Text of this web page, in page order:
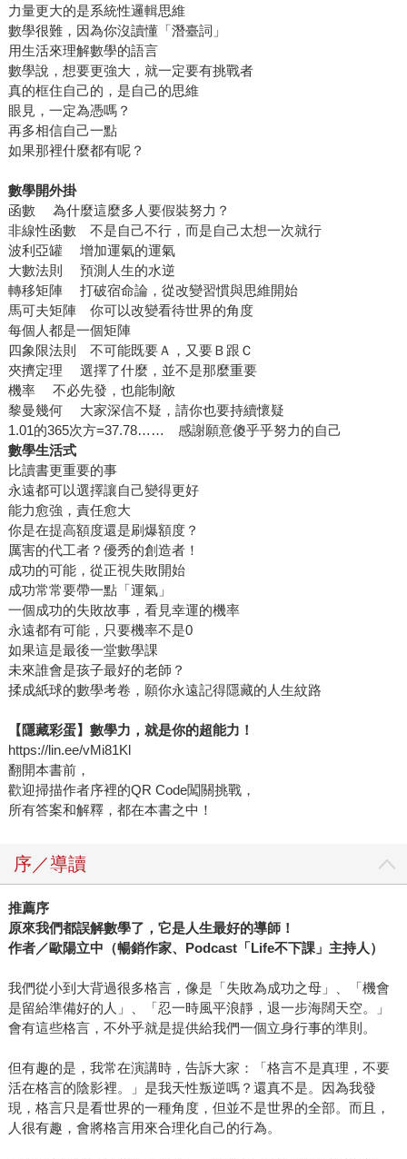
力量更大的是系統性邏輯思維
數學很難，因為你沒讀懂「潛臺詞」
用生活來理解數學的語言
數學說，想要更強大，就一定要有挑戰者
真的框住自己的，是自己的思維
眼見，一定為憑嗎？
再多相信自己一點
如果那裡什麼都有呢？
數學開外掛
函數 為什麼這麼多人要假裝努力？
非線性函數 不是自己不行，而是自己太想一次就行
波利亞罐 增加運氣的運氣
大數法則 預測人生的水逆
轉移矩陣 打破宿命論，從改變習慣與思維開始
馬可夫矩陣 你可以改變看待世界的角度
每個人都是一個矩陣
四象限法則 不可能既要Ａ，又要Ｂ跟Ｃ
夾擠定理 選擇了什麼，並不是那麼重要
機率 不必先發，也能制敵
黎曼幾何 大家深信不疑，請你也要持續懷疑
1.01的365次方=37.78…… 感謝願意傻乎乎努力的自己
數學生活式
比讀書更重要的事
永遠都可以選擇讓自己變得更好
能力愈強，責任愈大
你是在提高額度還是刷爆額度？
厲害的代工者？優秀的創造者！
成功的可能，從正視失敗開始
成功常常要帶一點「運氣」
一個成功的失敗故事，看見幸運的機率
永遠都有可能，只要機率不是0
如果這是最後一堂數學課
未來誰會是孩子最好的老師？
揉成紙球的數學考卷，願你永遠記得隱藏的人生紋路
【隱藏彩蛋】數學力，就是你的超能力！
https://lin.ee/vMi81Kl
翻開本書前，
歡迎掃描作者序裡的QR Code闖關挑戰，
所有答案和解釋，都在本書之中！
序／導讀
推薦序
原來我們都誤解數學了，它是人生最好的導師！
作者／歐陽立中（暢銷作家、Podcast「Life不下課」主持人）
我們從小到大背過很多格言，像是「失敗為成功之母」、「機會
是留給準備好的人」、「忍一時風平浪靜，退一步海闊天空。」
會有這些格言，不外乎就是提供給我們一個立身行事的準則。
但有趣的是，我常在演講時，告訴大家：「格言不是真理，不要
活在格言的陰影裡。」是我天性叛逆嗎？還真不是。因為我發
現，格言只是看世界的一種角度，但並不是世界的全部。而且，
人很有趣，會將格言用來合理化自己的行為。